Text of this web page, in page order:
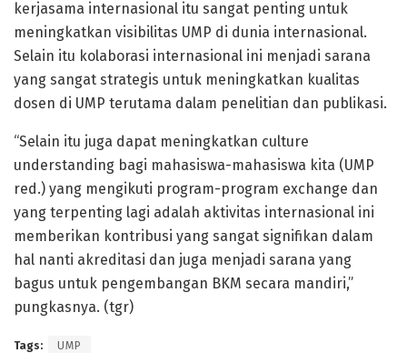
kerjasama internasional itu sangat penting untuk
meningkatkan visibilitas UMP di dunia internasional.
Selain itu kolaborasi internasional ini menjadi sarana
yang sangat strategis untuk meningkatkan kualitas
dosen di UMP terutama dalam penelitian dan publikasi.
“Selain itu juga dapat meningkatkan culture
understanding bagi mahasiswa-mahasiswa kita (UMP
red.) yang mengikuti program-program exchange dan
yang terpenting lagi adalah aktivitas internasional ini
memberikan kontribusi yang sangat signifikan dalam
hal nanti akreditasi dan juga menjadi sarana yang
bagus untuk pengembangan BKM secara mandiri,”
pungkasnya. (tgr)
Tags: UMP